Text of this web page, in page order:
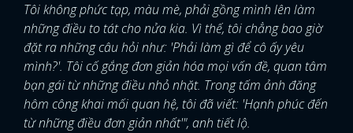
Tôi không phức tạp, màu mè, phải gồng mình lên làm
những điều to tát cho nửa kia. Vì thế, tôi chẳng bao giờ
đặt ra những câu hỏi như: 'Phải làm gì để cô ấy yêu
mình?'. Tôi cố gắng đơn giản hóa mọi vấn đề, quan tâm
bạn gái từ những điều nhỏ nhặt. Trong tấm ảnh đăng
hôm công khai mối quan hệ, tôi đã viết: 'Hạnh phúc đến
từ những điều đơn giản nhất'", anh tiết lộ.